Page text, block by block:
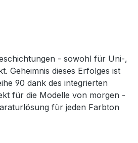
- sowohl für Uni-,
Geheimnis dieses Erfolges ist
90 dank des integrierten
für die Modelle von morgen -
für jeden Farbton